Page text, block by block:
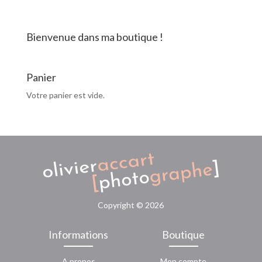
Bienvenue dans ma boutique !
Panier
Votre panier est vide.
Copyright © 2026
Informations Boutique